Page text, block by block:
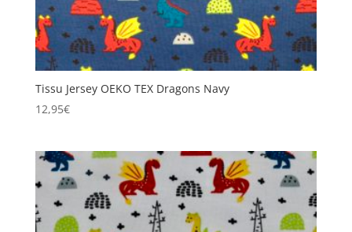
Tissu Jersey OEKO TEX Dragons Navy
12,95€